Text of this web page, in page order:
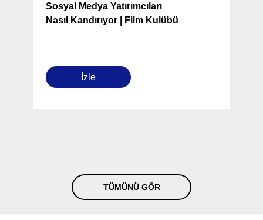
Sosyal Medya Yatırımcıları
Nasıl Kandırıyor | Film Kulübü
İzle
TÜMÜNÜ GÖR